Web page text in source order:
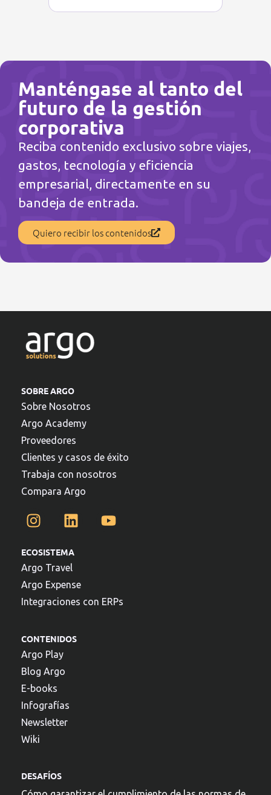
Manténgase al tanto del
futuro de la gestión
corporativa
Reciba contenido exclusivo sobre viajes,
gastos, tecnología y eficiencia
empresarial, directamente en su
bandeja de entrada.
Quiero recibir los contenidos
SOBRE ARGO
Sobre Nosotros
Argo Academy
Proveedores
Clientes y casos de éxito
Trabaja con nosotros
Compara Argo
ECOSISTEMA
Argo Travel
Argo Expense
Integraciones con ERPs
CONTENIDOS
Argo Play
Blog Argo
E-books
Infografías
Newsletter
Wiki
DESAFÍOS